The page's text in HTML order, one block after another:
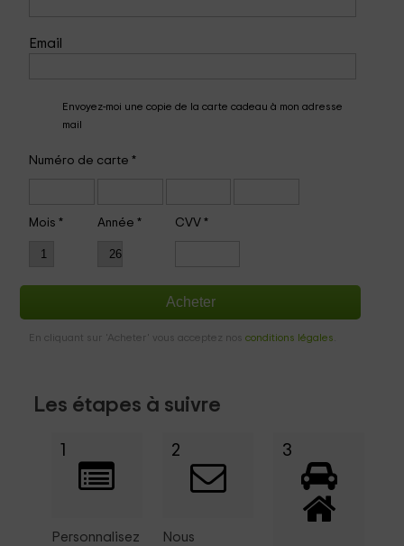
Email
Envoyez-moi une copie de la carte cadeau à mon adresse
mail
Numéro de carte*
Mois* Année * CVV *
En cliquant sur 'Acheter' vous acceptez nosconditions légales
Les étapes à suivre
1
Personnalisez
2
Nous
3